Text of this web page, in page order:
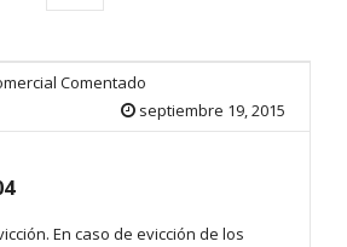
Comentado
septiembre 19, 2015
En caso de evicción de los